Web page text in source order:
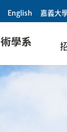
English 嘉義大